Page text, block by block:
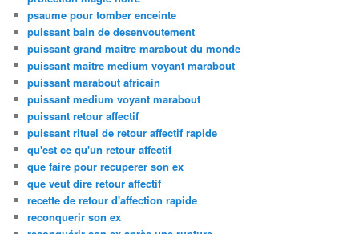
psaume pour tomber enceinte
puissant bain de desenvoutement
puissant grand maitre marabout du monde
puissant maitre medium voyant marabout
puissant marabout africain
puissant medium voyant marabout
puissant retour affectif
puissant rituel de retour affectif rapide
qu'est ce qu'un retour affectif
que faire pour recuperer son ex
que veut dire retour affectif
recette de retour d'affection rapide
reconquerir son ex